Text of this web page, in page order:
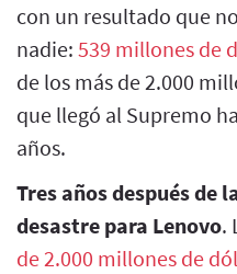
con un resultado que
nadie: 539 millones de
de los más de 2.000
que llegó al Supremo
años.
Tres años después de
desastre para Lenovo.
de 2.000 millones de